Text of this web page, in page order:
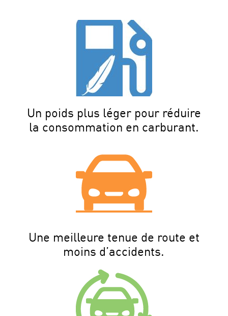
Un poids plus léger pour réduire
la consommation en carburant.
Une meilleure tenue de route et
moins d’accidents.